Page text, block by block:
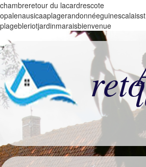
chambreretour du lacardrescote
plagebleriotjardinmaraisbienvenue
ACCUEIL
LES CHAMBRES